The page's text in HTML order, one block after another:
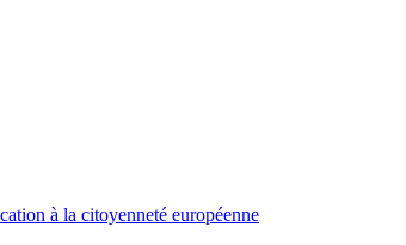
à la citoyenneté européenne